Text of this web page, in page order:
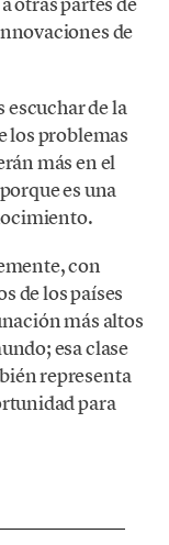
de
escuchar de la
los problemas
más en el
es una
con
de los países
más altos
esa clase
representa
para